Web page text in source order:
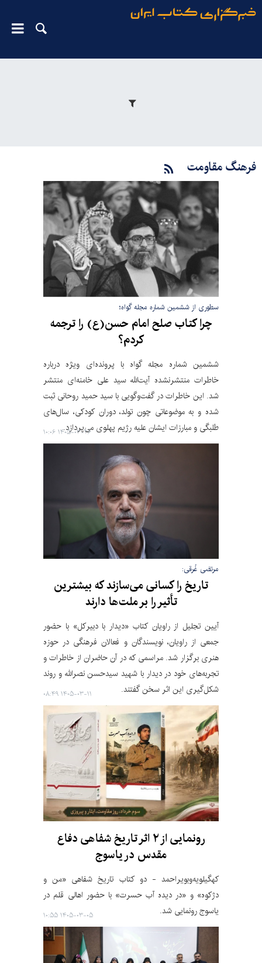
فرهنگ مقاومت
سطوری از ششمین شماره مجله گواه؛
چرا کتاب صلح امام حسن(ع) را ترجمه
کردم؟
ششمین شماره مجله گواه با پرونده‌ای ویژه درباره
خاطرات منتشرنشده آیت‌الله سید علی خامنه‌ای منتشر
شد. این خاطرات در گفت‌وگویی با سید حمید روحانی ثبت
شده و به موضوعاتی چون تولد، دوران کودکی، سال‌های
طلبگی و مبارزات ایشان علیه رژیم پهلوی می‌پردازد.
۱۴۰۵-۰۳-۲۶ ۱۰:۰۶
مرتضی غُرقی:
تاریخ را کسانی می‌سازند که بیشترین
تأثیر را بر ملت‌ها دارند
آیین تجلیل از راویان کتاب «دیدار با دبیرکل» با حضور
جمعی از راویان، نویسندگان و فعالان فرهنگی در حوزه
هنری برگزار شد. مراسمی که در آن حاضران از خاطرات و
تجربه‌های خود در دیدار با شهید سیدحسن نصرالله و روند
شکل‌گیری این اثر سخن گفتند.
۱۴۰۵-۰۳-۱۱ ۰۸:۴۹
رونمایی از ۲ اثر تاریخ شفاهی دفاع
مقدس در یاسوج
کهگیلویه‌وبویراحمد - دو کتاب تاریخ شفاهی «من و
دژکوه» و «در دیده آب حسرت» با حضور اهالی قلم در
یاسوج رونمایی شد.
۱۴۰۵-۰۳-۰۵ ۱۰:۵۵